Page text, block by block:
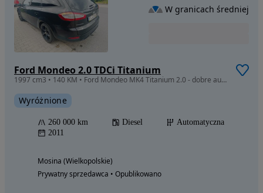
Ford Mondeo 2.0 TDCi Titanium
1997 cm3 • 140 KM • Ford Mondeo MK4 Titanium 2.0 - dobre auto w przystępnej cenie!
Wyróżnione
260 000 km Diesel
Automatyczna
2011
Mosina (Wielkopolskie)
Prywatny sprzedawca • Opublikowano
W granicach średniej